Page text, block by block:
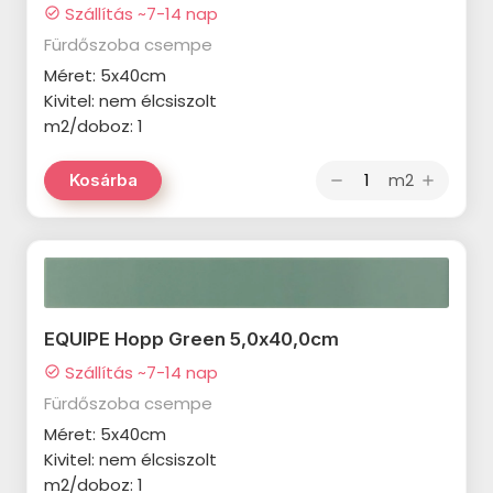
PARADYZ Fuentes termékcsalád
PARADYZ Puris termékcsalád
PARADYZ Urban Colours
TAU Bianchi termékcsalád
ARTÉ Margot termékcsalád
DOMINO Alabaster Shine
termékcsalád
DOMINO Dover termékcsalád
DOMINO Tibi termékcsalád
MAINZU Aterra termékcsalád
MAINZU Murales Optym
termékcsalád
MAINZU Florentine termékcsalád
MAINZU Taipei termékcsalád
MAINZU Greece termékcsalád
MAINZU Halo termékcsalád
MAINZU Vintage termékcsalád
MAINZU Infusion termékcsalád
MAINZU Onix termékcsalád
MAINZU Normandy termékcsalád
check_circle Szállítás ~7-14 nap
Fürdőszoba csempe
Méret: 5x40cm
Kivitel: nem élcsiszolt
m2/doboz: 1
Kosárba remove m2 add
EQUIPE Hopp Green 5,0x40,0cm
check_circle Szállítás ~7-14 nap
Fürdőszoba csempe
Méret: 5x40cm
Kivitel: nem élcsiszolt
m2/doboz: 1